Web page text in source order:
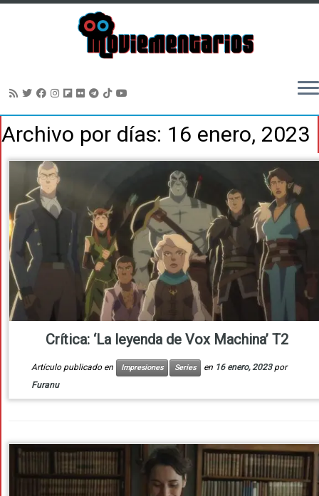
al
Archivo por días: 16 enero, 2023
Crítica: ‘La leyenda de Vox Machina’ T2
Artículo publicado en Impresiones Series en 16 enero, 2023 por
Furanu